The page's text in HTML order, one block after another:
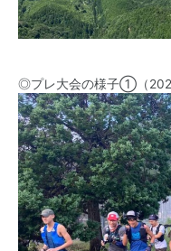
◎プレ大会の様子①（